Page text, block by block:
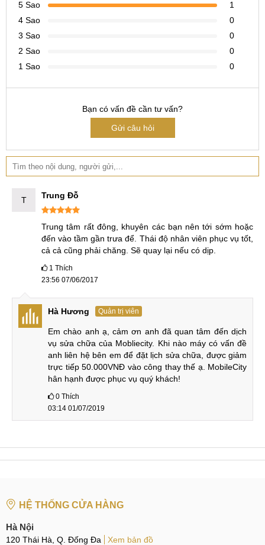
6 Cam kết của trung tâm khi sửa iPad Air 2 bị mất
nguồn
ngay sử dụng.
Gói dịch vụ sửa iPad Air bị mất nguồn có giá rẻ nhất thị
trường ở HN và HCM.
Thay thế linh kiện 100% nhập khẩu chính hãng.
quà giá trị.
Bảo hành từ 1-12 tháng cho từng loại dịch vụ.
Hình ảnh trung tâm sửa chữa MobileCity
Trung tâm Mobilecity chúng tôi xin cảm ơn bạn đọc đã dành
tôi. Nếu thiết bị taplet hoặc smartphone của bạn đang gặp
lỗi hỏng hãy đến ngay trung tâm để được hỗ trợ nhanh nhất
và tốt nhất thị trường hiện nay nhé.
Hệ thống sửa chữa điện thoại di độngMobileCity Care
Tại Hà Nội
CN 1:120 Thái Hà, Q. Đống Đa
Hotline:037.437.9999
CN 2:398 Cầu Giấy, Q. Cầu Giấy
Hotline:096.2222.398
Hotline:0338.424242
Tại TP Hồ Chí Minh
5 Sao
1
4 Sao
0
3 Sao
0
2 Sao
0
1 Sao
0
Bạn có vấn đề cần tư vấn?
Gửi câu hỏi
T Trung Đỗ
Trung tâm rất đông, khuyên các bạn nên tới sớm hoặc
đến vào tầm gần trưa để. Thái độ nhân viên phục vụ tốt,
cả cả cũng phải chăng. Sẽ quay lại nếu có dịp.
1 Thích
23:56 07/06/2017
Hà Hương Quản trị viên
Em chào anh ạ, cảm ơn anh đã quan tâm đến dịch
vụ sửa chữa của Mobliecity. Khi nào máy có vấn đề
anh liên hệ bên em để đặt lịch sửa chữa, được giảm
trực tiếp 50.000VNĐ vào công thay thế ạ. MobileCity
hân hạnh được phục vụ quý khách!
0 Thích
03:14 01/07/2019
HỆ THỐNG CỬA HÀNG
Hà Nội
120 Thái Hà, Q. Đống Đa
Xem bản đồ